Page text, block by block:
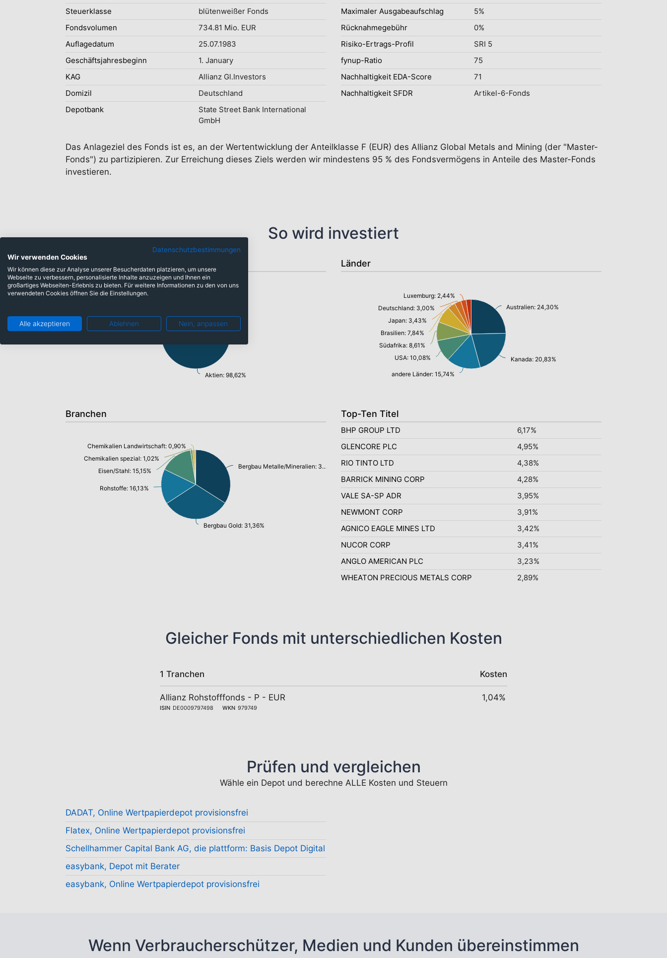
Steuerklasse
blütenweißer Fonds
Fondsvolumen
734.81 Mio. EUR
Auflagedatum
25.07.1983
Geschäftsjahresbeginn
1. January
KAG
Allianz Gl.Investors
Domizil
Deutschland
Depotbank
State Street Bank International
GmbH
Maximaler Ausgabeaufschlag
5%
Rücknahmegebühr
0%
Risiko-Ertrags-Profil
SRI 5
fynup-Ratio
75
Nachhaltigkeit EDA-Score
71
Nachhaltigkeit SFDR
Artikel-6-Fonds
Das Anlageziel des Fonds ist es, an der Wertentwicklung der Anteilklasse F (EUR) des Allianz Global Metals and Mining (der "Master-
Fonds") zu partizipieren. Zur Erreichung dieses Ziels werden wir mindestens 95 % des Fondsvermögens in Anteile des Master-Fonds
investieren.
So wird investiert
Anlageklassen
Aktien: 98,62%
Anleihen: 1,38%
Länder
Australien: 24,30%
Kanada: 20,83%
andere Länder: 15,74%
USA: 10,08%
Südafrika: 8,61%
Brasilien: 7,84%
Japan: 3,43%
Deutschland: 3,00%
Luxemburg: 2,44%
Branchen
Bergbau Metalle/Mineralien: 33,54%
Bergbau Gold: 31,36%
Rohstoffe: 16,13%
Eisen/Stahl: 15,15%
Chemikalien spezial: 1,02%
Chemikalien Landwirtschaft: 0,90%
Top-Ten Titel
BHP GROUP LTD
6,17%
GLENCORE PLC
4,95%
RIO TINTO LTD
4,38%
BARRICK MINING CORP
4,28%
VALE SA-SP ADR
3,95%
NEWMONT CORP
3,91%
AGNICO EAGLE MINES LTD
3,42%
NUCOR CORP
3,41%
ANGLO AMERICAN PLC
3,23%
WHEATON PRECIOUS METALS CORP
2,89%
Gleicher Fonds mit unterschiedlichen Kosten
1 Tranchen Kosten
Allianz Rohstofffonds - P - EUR
ISIN DE0009797498 WKN 979749
1,04%
Prüfen und vergleichen
Wähle ein Depot und berechne ALLE Kosten und Steuern
DADAT, Online Wertpapierdepot provisionsfrei
Flatex, Online Wertpapierdepot provisionsfrei
Schellhammer Capital Bank AG, die plattform: Basis Depot Digital
easybank, Depot mit Berater
easybank, Online Wertpapierdepot provisionsfrei
Wenn Verbraucherschützer, Medien und Kunden übereinstimmen
Datenschutzbestimmungen
Wir verwenden Cookies
Wir können diese zur Analyse unserer Besucherdaten platzieren, um unsere
Webseite zu verbessern, personalisierte Inhalte anzuzeigen und Ihnen ein
großartiges Webseiten-Erlebnis zu bieten. Für weitere Informationen zu den von uns
verwendeten Cookies öffnen Sie die Einstellungen.
Alle akzeptieren Ablehnen Nein, anpassen